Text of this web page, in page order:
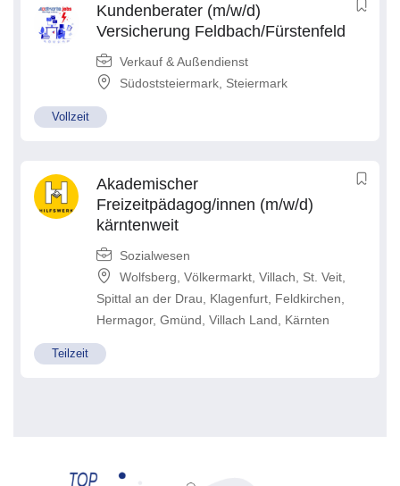
Kundenberater (m/w/d)
Versicherung Feldbach/Fürstenfeld
Verkauf & Außendienst
Südoststeiermark Steiermark
Vollzeit
Akademischer
Freizeitpädagog/innen (m/w/d)
kärntenweit
Sozialwesen
Wolfsberg Völkermarkt Villach St. Veit
Spittal an der Drau
Klagenfurt Feldkirchen
Hermagor, Gmünd Villach Land Kärnten
Teilzeit